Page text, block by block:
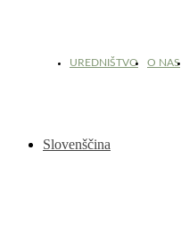
UREDNIŠTVO O NAS
Slovenščina